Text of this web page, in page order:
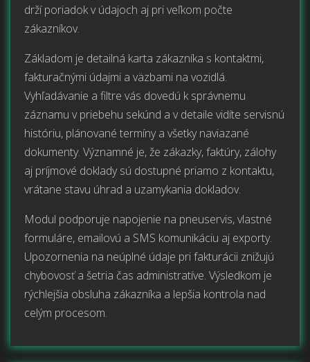
drží poriadok v údajoch aj pri veľkom počte
zákazníkov.
Základom je detailná karta zákazníka s kontaktmi,
fakturačnými údajmi a väzbami na vozidlá.
Vyhľadávanie a filtre vás dovedú k správnemu
záznamu v priebehu sekúnd a v detaile vidíte servisnú
históriu, plánované termíny a všetky naviazané
dokumenty. Významné je, že zákazky, faktúry, zálohy
aj príjmové doklady sú dostupné priamo z kontaktu,
vrátane stavu úhrad a uzamykania dokladov.
Modul podporuje napojenie na pneuservis, vlastné
formuláre, emailovú a SMS komunikáciu aj exporty.
Upozornenia na neúplné údaje pri fakturácii znižujú
chybovosť a šetria čas administratíve. Výsledkom je
rýchlejšia obsluha zákazníka a lepšia kontrola nad
celým procesom.